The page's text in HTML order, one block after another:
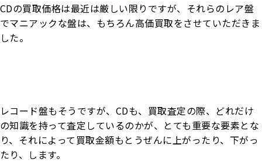
CDの買取価格は最近は厳しい限りですが、それらのレア盤
でマニアックな盤は、もちろん高価買取をさせていただきま
した。
レコード盤もそうですが、CDも、買取査定の際、どれだけ
の知識を持って査定しているのかが、とても重要な要素とな
り、それによって買取金額もとうぜんに上がったり、下がっ
たり、します。